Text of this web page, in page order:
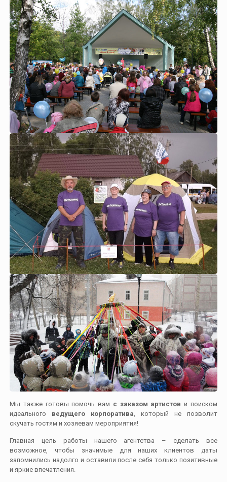
Мы также готовы помочь вам с заказом артистов и поиском
идеального ведущего корпоратива , который не позволит
скучать гостям и хозяевам мероприятия!
Главная цель работы нашего агентства – сделать все
возможное, чтобы значимые для наших клиентов даты
запомнились надолго и оставили после себя только позитивные
и яркие впечатления.